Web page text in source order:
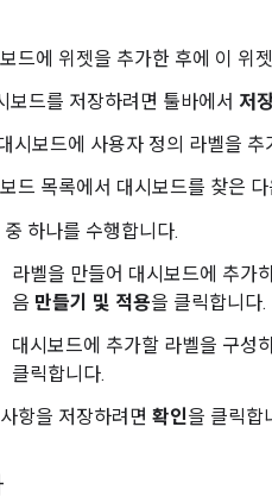
드에 위젯을 추가한 후에 이 위
보드를 저장하려면 툴바에서 저
시보드에 사용자 정의 라벨을 추
드 목록에서 대시보드를 찾은 다
중 하나를 수행합니다.
라벨을 만들어 대시보드에 추가
음 만들기 및 적용을 클릭합니다.
대시보드에 추가할 라벨을 구성
클릭합니다.
항을 저장하려면 확인을 클릭합